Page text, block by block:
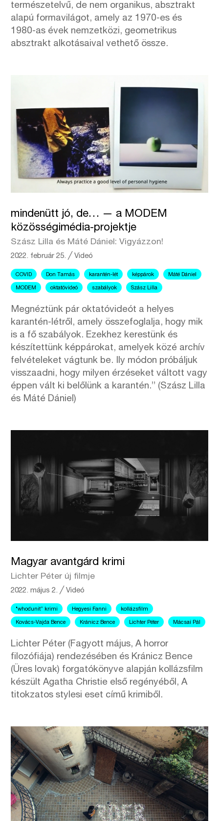
természetelvű, de nem organikus, absztrakt
alapú formavilágot, amely az 1970-es és
1980-as évek nemzetközi, geometrikus
absztrakt alkotásaival vethető össze.
mindenütt jó, de… — a MODEM
közösségimédia-projektje
Szász Lilla és Máté Dániel: Vigyázzon!
2022. február 25. ╱Videó
COVID Don Tamás karantén-lét képpárok Máté Dániel
MODEM oktatóvideó szabályok Szász Lilla
Megnéztünk pár oktatóvideót a helyes
karantén-létről, amely összefoglalja, hogy mik
is a fő szabályok. Ezekhez kerestünk és
készítettünk képpárokat, amelyek közé archív
felvételeket vágtunk be. Ily módon próbáljuk
visszaadni, hogy milyen érzéseket váltott vagy
éppen vált ki belőlünk a karantén.” (Szász Lilla
és Máté Dániel)
Magyar avantgárd krimi
Lichter Péter új filmje
2022. május 2. ╱Videó
"whodunit” krimi Hegyesi Fanni kollázsfilm
Kovács-Vajda Bence Kránicz Bence Lichter Péter Mácsai Pál
Lichter Péter (Fagyott május, A horror
filozófiája) rendezésében és Kránicz Bence
(Üres lovak) forgatókönyve alapján kollázsfilm
készült Agatha Christie első regényéből, A
titokzatos stylesi eset című krimiből.